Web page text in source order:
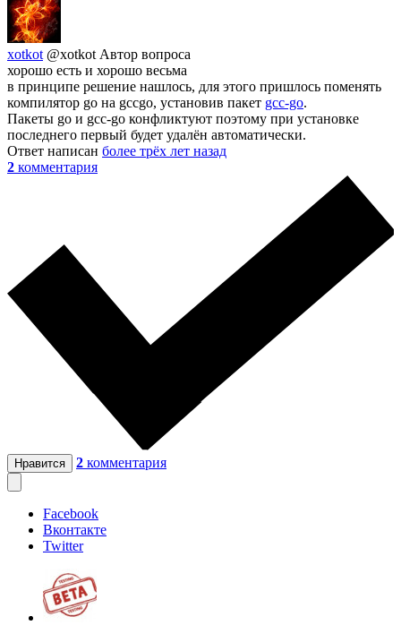
xotkot @xotkot Автор вопроса
хорошо есть и хорошо весьма
в принципе решение нашлось, для этого пришлось поменять
компилятор go на gccgo, установив пакет gcc-go.
Пакеты go и gcc-go конфликтуют поэтому при установке
последнего первый будет удалён автоматически.
Ответ написан более трёх лет назад
2 комментария
Нравится 2 комментария
Facebook
Вконтакте
Twitter